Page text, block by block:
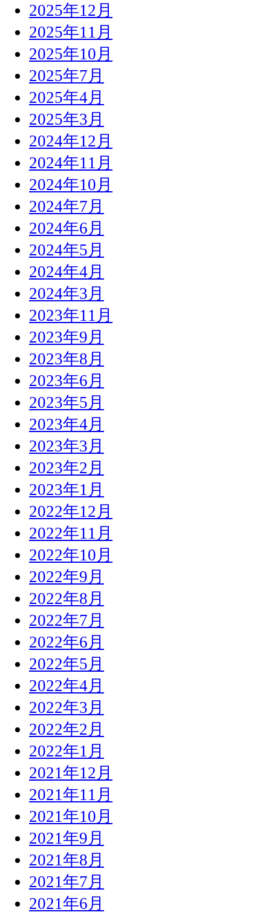
2025年12月
2025年11月
2025年10月
2025年7月
2025年4月
2025年3月
2024年12月
2024年11月
2024年10月
2024年7月
2024年6月
2024年5月
2024年4月
2024年3月
2023年11月
2023年9月
2023年8月
2023年6月
2023年5月
2023年4月
2023年3月
2023年2月
2023年1月
2022年12月
2022年11月
2022年10月
2022年9月
2022年8月
2022年7月
2022年6月
2022年5月
2022年4月
2022年3月
2022年2月
2022年1月
2021年12月
2021年11月
2021年10月
2021年9月
2021年8月
2021年7月
2021年6月